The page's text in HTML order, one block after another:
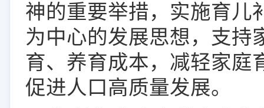
神的重要举措，实施育儿
为中心的发展思想，支持
育、养育成本，减轻家庭
促进人口高质量发展。